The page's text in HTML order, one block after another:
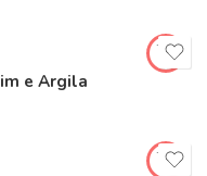
e Argila